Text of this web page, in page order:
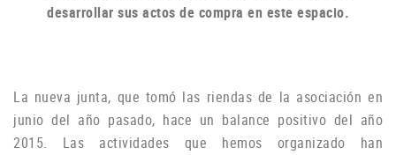
desarrollar sus actos de compra en este espacio.
La nueva junta, que tomó las riendas de la asociación en
junio del año pasado, hace un balance positivo del año
2015. Las actividades que hemos organizado han